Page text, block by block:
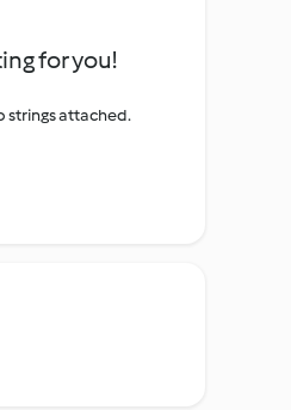
for you!
strings attached.